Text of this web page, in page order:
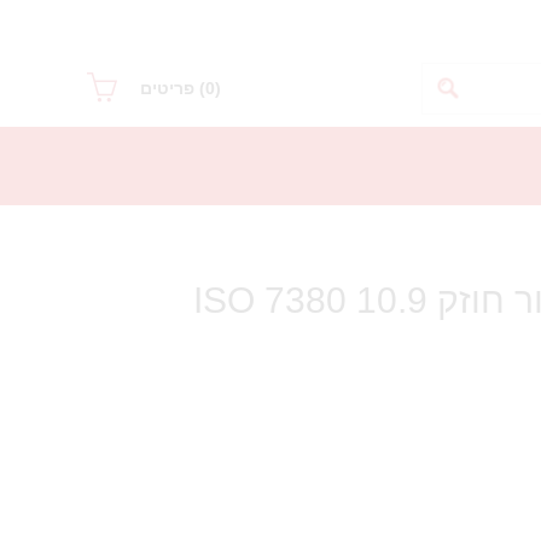
(0) פריטים
בורג אלן כיפה שחור חוזק 10.9 ISO 7380